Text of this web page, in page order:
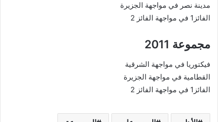
مدينة نصر في مواجهة الجزيرة
الفائز1 في مواجهة الفائز 2
مجموعة 2011
فيكتوريا في مواجهة الشرقية
القطامية في مواجهة الجزيرة
الفائز1 في مواجهة الفائز 2